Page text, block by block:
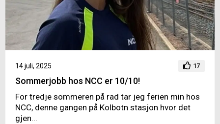
14 juli, 2025 17
Sommerjobb hos NCC er 10/10!
For tredje sommeren på rad tar jeg ferien min hos
NCC, denne gangen på Kolbotn stasjon hvor det
gjen...